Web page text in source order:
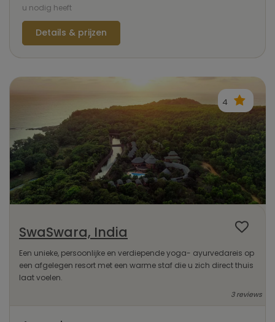
u nodig heeft
Details & prijzen
4
SwaSwara, India
Een unieke, persoonlijke en verdiepende yoga- ayurvedareis op
een afgelegen resort met een warme staf die u zich direct thuis
laat voelen.
3 reviews